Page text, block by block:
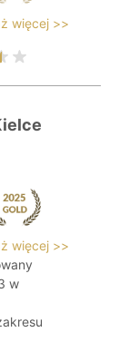
więcej >>
więcej >>
w